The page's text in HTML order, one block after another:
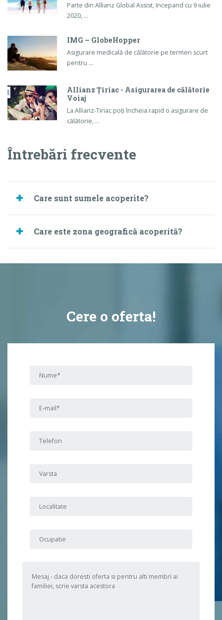
Parte din Allianz Global Assist, Incepand cu 9 iulie
2020, …
IMG – GlobeHopper
Asigurare medicală de călătorie pe termen scurt
pentru …
Allianz Țiriac - Asigurarea de călătorie
Voiaj
La Allianz-Tiriac poți încheia rapid o asigurare de
călătorie, …
Întrebări frecvente
Care sunt sumele acoperite?
Care este zona geografică acoperită?
Cere o oferta!